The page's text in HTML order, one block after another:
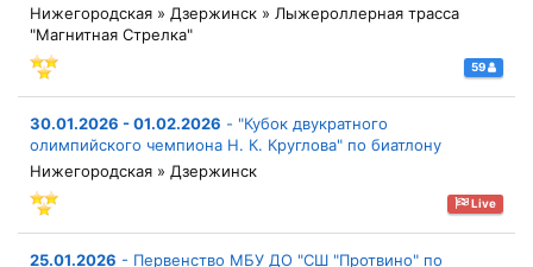
Нижегородская » Дзержинск » Лыжероллерная трасса
"Магнитная Стрелка"
59
30.01.2026 - 01.02.2026 - "Кубок двукратного
олимпийского чемпиона Н. К. Круглова" по биатлону
Нижегородская » Дзержинск
Live
25.01.2026 - Первенство МБУ ДО "СШ "Протвино" по